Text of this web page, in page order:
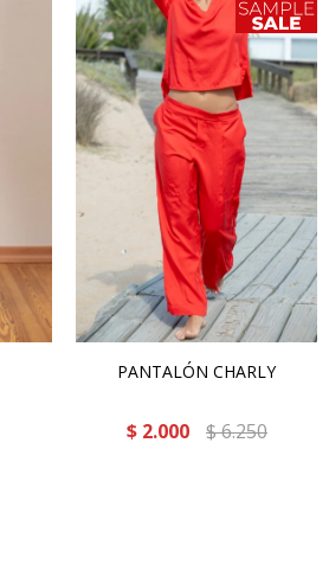
PANTALÓN CHARLY
$ 2.000 $6.250